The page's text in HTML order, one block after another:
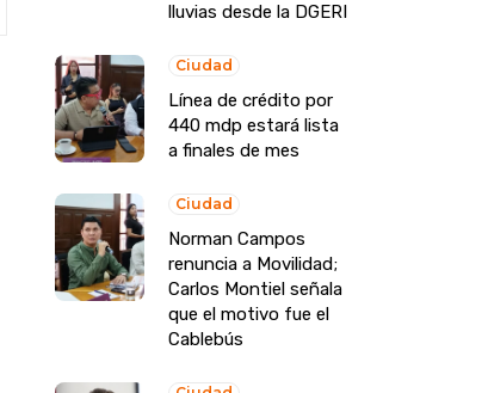
lluvias desde la DGERI
Ciudad
Línea de crédito por
440 mdp estará lista
a finales de mes
Ciudad
Norman Campos
renuncia a Movilidad;
Carlos Montiel señala
que el motivo fue el
Cablebús